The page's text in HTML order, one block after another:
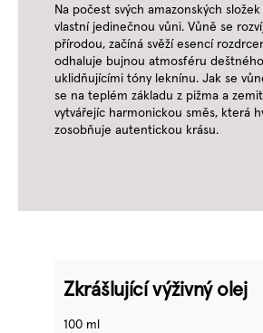
Na počest svých amazonských
vlastní jedinečnou vůni. Vůně se
přírodou, začíná svěží esencí
odhaluje bujnou atmosféru
uklidňujícími tóny leknínu. Jak se
se na teplém základu z pižma a
vytvářejíc harmonickou směs, která
zosobňuje autentickou krásu.
Zkrášlující výživný olej
100 ml